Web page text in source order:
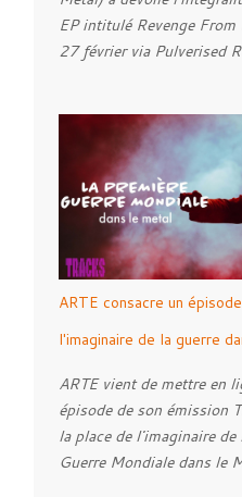
EP intitulé Revenge
27 février via Pulverised
et mixé par Santi et
par Luxi Lahtinen.
Grave 02. The Eternal
Somber Night 04.
Vile 05. Revenge From
Sense Of Fear
ARTE consacre un
l'imaginaire de la guerre
ARTE vient de mettre en
épisode de son émission
la place de l'imaginaire de
Guerre Mondiale dans le